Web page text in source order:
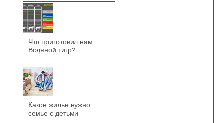
Что приготовил нам
Водяной тигр?
Какое жилье нужно
семье с детьми